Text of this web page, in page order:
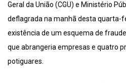
Geral da União (CGU) e Ministério
deflagrada na manhã desta quarta-
existência de um esquema de
que abrangeria empresas e quatro
potiguares.